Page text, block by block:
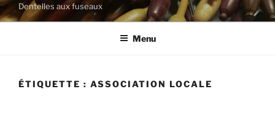
Dentelles aux fuseaux
Menu
ÉTIQUETTE : ASSOCIATION LOCALE